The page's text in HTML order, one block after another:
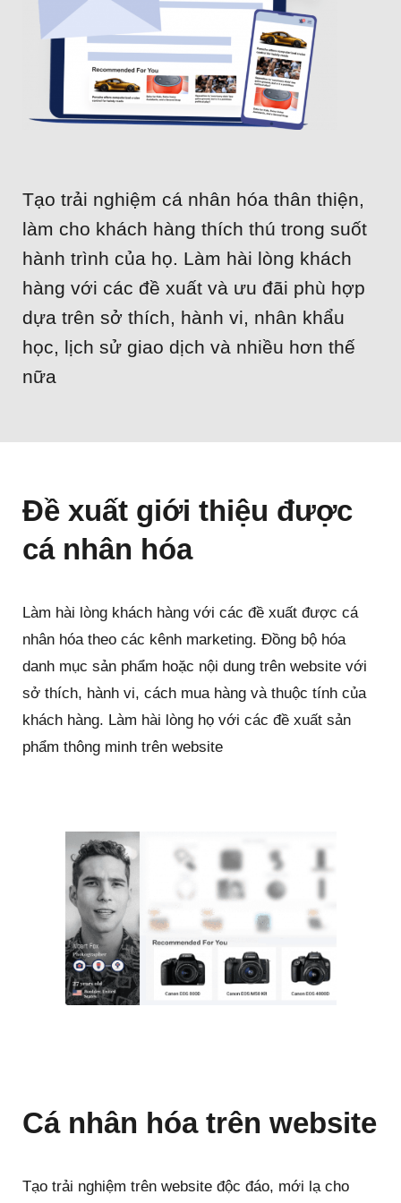
Cá nhân hóa
Cấu trúc dữ liệu
Onsite Messaging
Recommendation
SMS, Zalo ZNS
Liên hệ
Tạo trải nghiệm cá nhân hóa thân thiện,
làm cho khách hàng thích thú trong suốt
hành trình của họ. Làm hài lòng khách
hàng với các đề xuất và ưu đãi phù hợp
dựa trên sở thích, hành vi, nhân khẩu
học, lịch sử giao dịch và nhiều hơn thế
nữa
Đề xuất giới thiệu được
cá nhân hóa
Làm hài lòng khách hàng với các đề xuất được cá
nhân hóa theo các kênh marketing. Đồng bộ hóa
danh mục sản phẩm hoặc nội dung trên website với
sở thích, hành vi, cách mua hàng và thuộc tính của
khách hàng. Làm hài lòng họ với các đề xuất sản
phẩm thông minh trên website
Cá nhân hóa trên website
Tạo trải nghiệm trên website độc đáo, mới lạ cho